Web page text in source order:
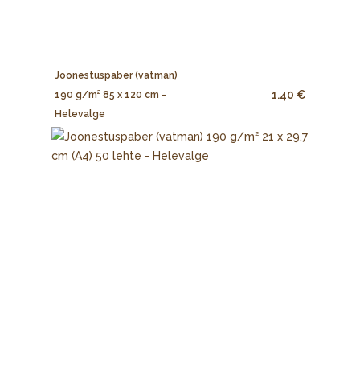
Joonestuspaber (vatman)
190 g/m² 85 x 120 cm -
Helevalge
1.40 €